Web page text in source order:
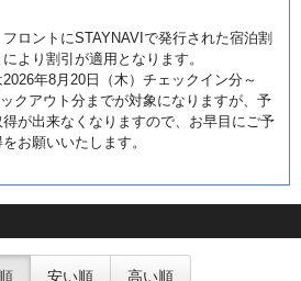
ロントにSTAYNAVIで発行された宿泊割
より割引が適用となります。
年8月20日（木）チェックイン分～
クアウト分までが対象になりますが、予
が出来なくなりますので、お早目にご予
お願いいたします。
安い順 高い順